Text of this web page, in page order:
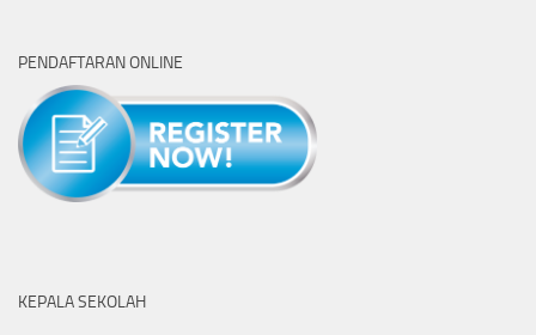
PENDAFTARAN ONLINE
KEPALA SEKOLAH